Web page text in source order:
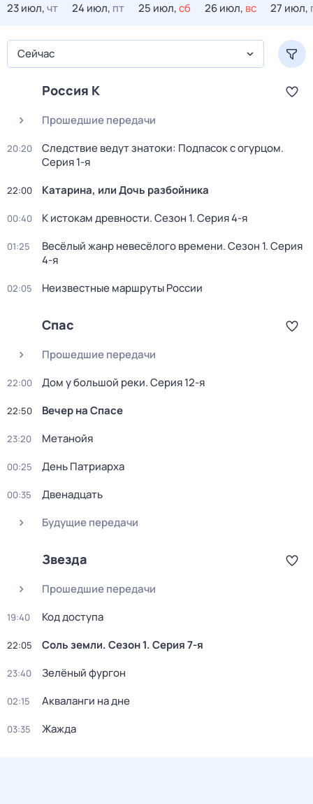
23 июл,чт 24 июл, пт 25 июл,сб 26 июл, вс 27 июл,
Сейчас
Россия К
Прошедшие передачи
20:20 Следствие ведут знатоки: Подпасок с огурцом.
Серия 1-я
22:00 Катарина, или Дочь разбойника
00:40 К истокам древности. Сезон 1. Серия 4-я
01:25 Весёлый жанр невесёлого времени. Сезон 1. Серия
4-я
02:05 Неизвестные маршруты России
Спас
Прошедшие передачи
22:00 Дом у большой реки. Серия 12-я
22:50 Вечер на Спасе
23:20 Mетанoйя
00:25 День Патриарха
00:35
Двенадцать
Будущие передачи
Звезда
Прошедшие передачи
19:40 Код доступа
22:05 Соль земли. Сезон 1. Серия 7-я
23:40 Зелёный фургон
02:15 Акваланги на дне
03:35 Жажда